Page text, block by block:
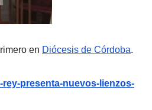
en Diócesis de Córdoba.
presenta-nuevos-lienzos-